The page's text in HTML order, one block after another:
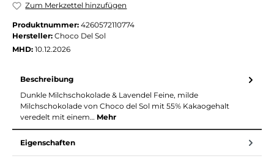
Zum Merkzettel hinzufügen
Produktnummer: 4260572110774
Hersteller: Choco Del Sol
MHD: 10.12.2026
Beschreibung
Dunkle Milchschokolade & Lavendel Feine, milde
Milchschokolade von Choco del Sol mit 55% Kakaogehalt
veredelt mit einem… Mehr
Eigenschaften